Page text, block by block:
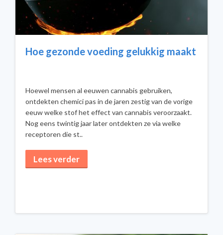
Hoe gezonde voeding gelukkig maakt
Hoewel mensen al eeuwen cannabis gebruiken,
ontdekten chemici pas in de jaren zestig van de vorige
eeuw welke stof het effect van cannabis veroorzaakt.
Nog eens twintig jaar later ontdekten ze via welke
receptoren die st..
Lees verder